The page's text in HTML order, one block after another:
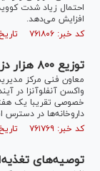
افزایش می‌دهد.
کد خبر: ۷۶۱۸۰۶ تاریخ انتشار : ۱۴۰۰/۰۷/۰۶
توزیع ۸۰۰ هزار دز واکسن آنفلوآنزا در مراکز بهداشت
واکسن آنفلوآنزا در
خصوصی تقریبا یک‌
داروخانه‌ها در
کد خبر: ۷۶۱۷۶۹ تاریخ انتشار : ۱۴۰۰/۰۷/۰۶
توصیه‌های